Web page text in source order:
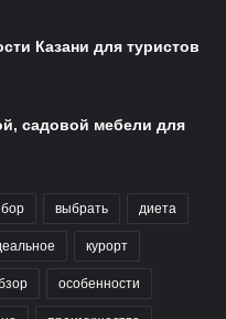
Казани для туристов
садовой мебели для
выбрать диета
курорт
особенности